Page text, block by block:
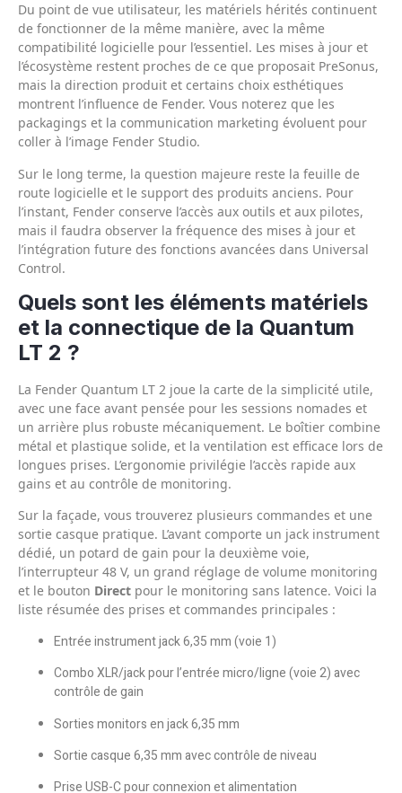
Du point de vue utilisateur, les matériels hérités continuent
de fonctionner de la même manière, avec la même
compatibilité logicielle pour l’essentiel. Les mises à jour et
l’écosystème restent proches de ce que proposait PreSonus,
mais la direction produit et certains choix esthétiques
montrent l’influence de Fender. Vous noterez que les
packagings et la communication marketing évoluent pour
coller à l’image Fender Studio.
Sur le long terme, la question majeure reste la feuille de
route logicielle et le support des produits anciens. Pour
l’instant, Fender conserve l’accès aux outils et aux pilotes,
mais il faudra observer la fréquence des mises à jour et
l’intégration future des fonctions avancées dans Universal
Control.
Quels sont les éléments matériels
et la connectique de la Quantum
LT 2 ?
La Fender Quantum LT 2 joue la carte de la simplicité utile,
avec une face avant pensée pour les sessions nomades et
un arrière plus robuste mécaniquement. Le boîtier combine
métal et plastique solide, et la ventilation est efficace lors de
longues prises. L’ergonomie privilégie l’accès rapide aux
gains et au contrôle de monitoring.
Sur la façade, vous trouverez plusieurs commandes et une
sortie casque pratique. L’avant comporte un jack instrument
dédié, un potard de gain pour la deuxième voie,
l’interrupteur 48 V, un grand réglage de volume monitoring
et le bouton Direct pour le monitoring sans latence. Voici la
liste résumée des prises et commandes principales :
Entrée instrument jack 6,35 mm (voie 1)
Combo XLR/jack pour l’entrée micro/ligne (voie 2) avec
contrôle de gain
Sorties monitors en jack 6,35 mm
Sortie casque 6,35 mm avec contrôle de niveau
Prise USB-C pour connexion et alimentation